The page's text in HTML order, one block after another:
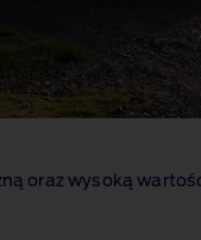
oraz wysoką